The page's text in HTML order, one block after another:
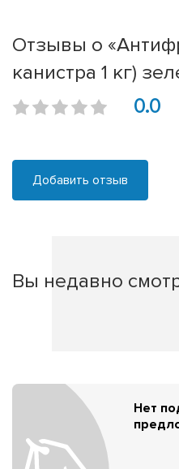
Отзывы о
канистра 1 кг)
0.0
Добавить отзыв
Вы недавно
Нет